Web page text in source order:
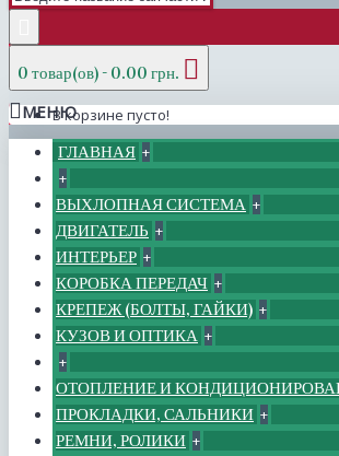
0 товар(ов) - 0.00 грн.
В корзине пусто!
МЕНЮ
ГЛАВНАЯ +
+
ВЫХЛОПНАЯ СИСТЕМА +
ДВИГАТЕЛЬ +
ИНТЕРЬЕР +
КОРОБКА ПЕРЕДАЧ +
КРЕПЕЖ (БОЛТЫ, ГАЙКИ) +
КУЗОВ И ОПТИКА +
+
ОТОПЛЕНИЕ И
ПРОКЛАДКИ, САЛЬНИКИ +
РЕМНИ, РОЛИКИ +